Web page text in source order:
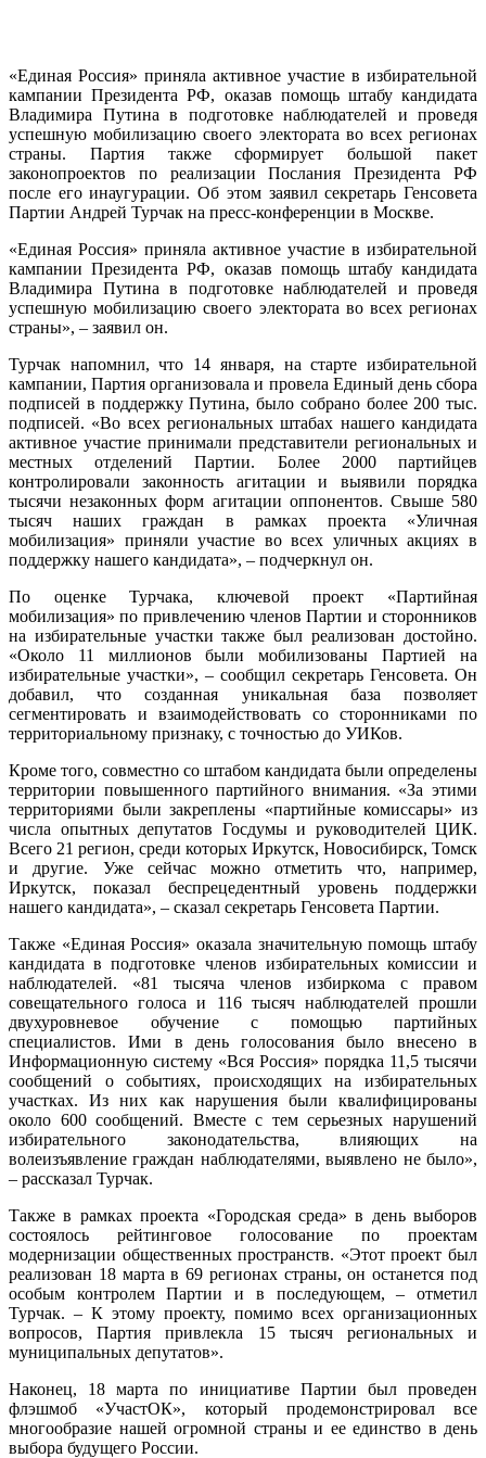
«Единая Россия» приняла активное участие в избирательной
кампании Президента РФ, оказав помощь штабу кандидата
Владимира Путина в подготовке наблюдателей и проведя
успешную мобилизацию своего электората во всех регионах
страны. Партия также сформирует большой пакет
законопроектов по реализации Послания Президента РФ
после его инаугурации. Об этом заявил секретарь Генсовета
Партии Андрей Турчак на пресс-конференции в Москве.
«Единая Россия» приняла активное участие в избирательной
кампании Президента РФ, оказав помощь штабу кандидата
Владимира Путина в подготовке наблюдателей и проведя
успешную мобилизацию своего электората во всех регионах
страны», – заявил он.
Турчак напомнил, что 14 января, на старте избирательной
кампании, Партия организовала и провела Единый день сбора
подписей в поддержку Путина, было собрано более 200 тыс.
подписей. «Во всех региональных штабах нашего кандидата
активное участие принимали представители региональных и
местных отделений Партии. Более 2000 партийцев
контролировали законность агитации и выявили порядка
тысячи незаконных форм агитации оппонентов. Свыше 580
тысяч наших граждан в рамках проекта «Уличная
мобилизация» приняли участие во всех уличных акциях в
поддержку нашего кандидата», – подчеркнул он.
По оценке Турчака, ключевой проект «Партийная
мобилизация» по привлечению членов Партии и сторонников
на избирательные участки также был реализован достойно.
«Около 11 миллионов были мобилизованы Партией на
избирательные участки», – сообщил секретарь Генсовета. Он
добавил, что созданная уникальная база позволяет
сегментировать и взаимодействовать со сторонниками по
территориальному признаку, с точностью до УИКов.
Кроме того, совместно со штабом кандидата были определены
территории повышенного партийного внимания. «За этими
территориями были закреплены «партийные комиссары» из
числа опытных депутатов Госдумы и руководителей ЦИК.
Всего 21 регион, среди которых Иркутск, Новосибирск, Томск
и другие. Уже сейчас можно отметить что, например,
Иркутск, показал беспрецедентный уровень поддержки
нашего кандидата», – сказал секретарь Генсовета Партии.
Также «Единая Россия» оказала значительную помощь штабу
кандидата в подготовке членов избирательных комиссии и
наблюдателей. «81 тысяча членов избиркома с правом
совещательного голоса и 116 тысяч наблюдателей прошли
двухуровневое обучение с помощью партийных
специалистов. Ими в день голосования было внесено в
Информационную систему «Вся Россия» порядка 11,5 тысячи
сообщений о событиях, происходящих на избирательных
участках. Из них как нарушения были квалифицированы
около 600 сообщений. Вместе с тем серьезных нарушений
избирательного законодательства, влияющих на
волеизъявление граждан наблюдателями, выявлено не было»,
– рассказал Турчак.
Также в рамках проекта «Городская среда» в день выборов
состоялось рейтинговое голосование по проектам
модернизации общественных пространств. «Этот проект был
реализован 18 марта в 69 регионах страны, он останется под
особым контролем Партии и в последующем, – отметил
Турчак. – К этому проекту, помимо всех организационных
вопросов, Партия привлекла 15 тысяч региональных и
муниципальных депутатов».
Наконец, 18 марта по инициативе Партии был проведен
флэшмоб «УчастОК», который продемонстрировал все
многообразие нашей огромной страны и ее единство в день
выбора будущего России.